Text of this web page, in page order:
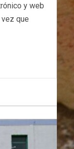
y web
que